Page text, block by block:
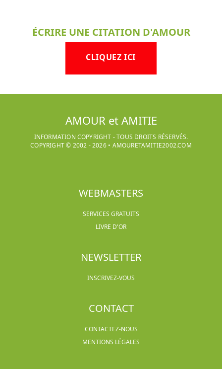
ÉCRIRE UNE CITATION D'AMOUR
CLIQUEZ ICI
AMOUR et AMITIE
INFORMATION COPYRIGHT - TOUS DROITS RÉSERVÉS.
COPYRIGHT © 2002 -2026• AMOURETAMITIE2002.COM
WEBMASTERS
SERVICES GRATUITS
LIVRE D'OR
NEWSLETTER
INSCRIVEZ-VOUS
CONTACT
CONTACTEZ-NOUS
MENTIONS LÉGALES